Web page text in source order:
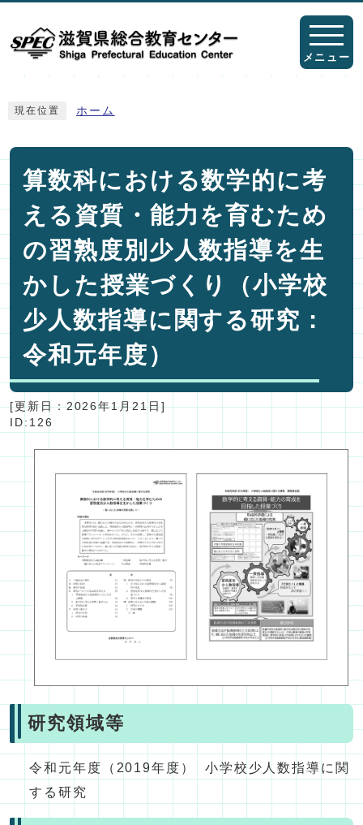
メニュー
現在位置 ホーム
算数科における数学的に考
える資質・能力を育むため
の習熟度別少人数指導を生
かした授業づくり（小学校
少人数指導に関する研究：
令和元年度）
[更新日：2026年1月21日]
ID:126
研究領域等
令和元年度（2019年度） 小学校少人数指導に関
する研究